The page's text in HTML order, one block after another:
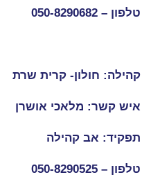
טלפון – 050-8290682
קהילה: חולון- קרית שרת
איש קשר: מלאכי אושרן
תפקיד: אב קהילה
טלפון – 050-8290525